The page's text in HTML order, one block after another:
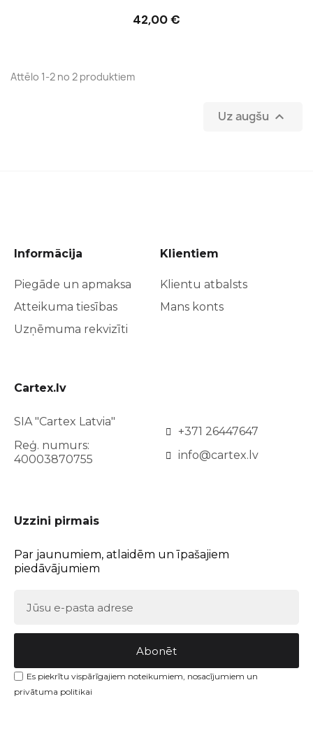
42,00 €
Ielikt grozā
Attēlo 1-2 no 2 produktiem
Uz augšu 
Informācija
Piegāde un apmaksa
Atteikuma tiesības
Uzņēmuma rekvizīti
Klientiem
Klientu atbalsts
Mans konts
Cartex.lv
SIA "Cartex Latvia"
Reģ. numurs:
40003870755
+371 26447647
info@cartex.lv
Uzzini pirmais
Par jaunumiem, atlaidēm un īpašajiem
piedāvājumiem
Abonēt
Es piekrītu vispārīgajiem noteikumiem, nosacījumiem un
privātuma politikai